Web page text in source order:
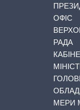
ОФІС
РАДА
МЕРИ